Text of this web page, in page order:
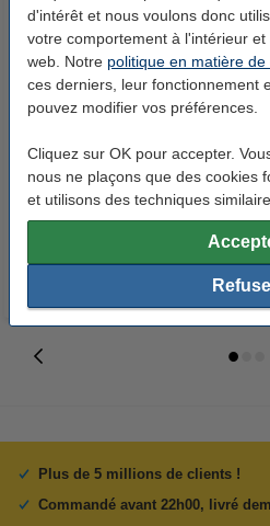
d'intérêt et nous voulons donc
votre comportement à l'intérieur
web. Notre politique en matière de
ces derniers, leur fonctionnement
pouvez modifier vos préférences.
Cliquez sur OK pour accepter.
nous ne plaçons que des cookies
et utilisons des techniques
Penlite piles AA 24 pièces
Plus de 5 millions de clients !
Commandé avant 22h00, livré